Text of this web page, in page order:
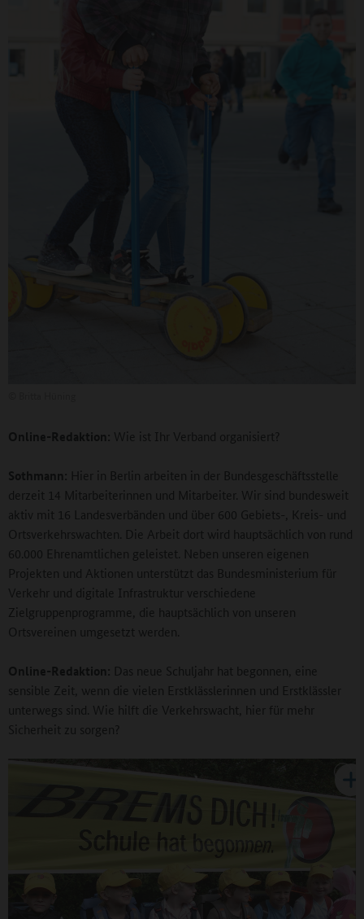
Online-Redaktion: Wie ist Ihr Verband organisiert?
Sothmann: Hier in Berlin arbeiten in der Bundesgeschäftsstelle
derzeit 14 Mitarbeiterinnen und Mitarbeiter. Wir sind bundesweit
aktiv mit 16 Landesverbänden und über 600 Gebiets-, Kreis- und
Ortsverkehrswachten. Die Arbeit dort wird hauptsächlich von rund
60.000 Ehrenamtlichen geleistet. Neben unseren eigenen
Projekten und Aktionen unterstützt das Bundesministerium für
Verkehr und digitale Infrastruktur verschiedene
Zielgruppenprogramme, die hauptsächlich von unseren
Ortsvereinen umgesetzt werden.
Online-Redaktion: Das neue Schuljahr hat begonnen, eine
sensible Zeit, wenn die vielen Erstklässlerinnen und Erstklässler
unterwegs sind. Wie hilft die Verkehrswacht, hier für mehr
Sicherheit zu sorgen?